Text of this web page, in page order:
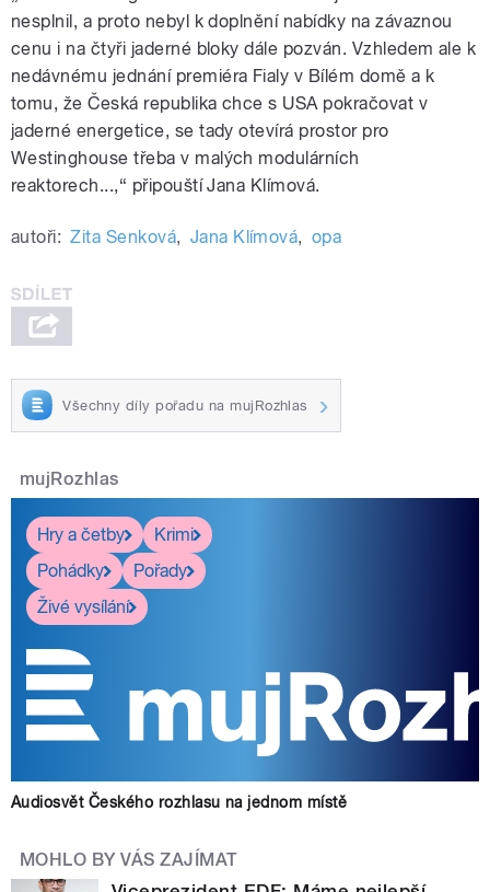
nesplnil, a proto nebyl k doplnění nabídky na závaznou
cenu i na čtyři jaderné bloky dále pozván. Vzhledem ale k
nedávnému jednání premiéra Fialy v Bílém domě a k
tomu, že Česká republika chce s USA pokračovat v
jaderné energetice, se tady otevírá prostor pro
Westinghouse třeba v malých modulárních
reaktorech...,“ připouští Jana Klímová.
autoři: Zita Senková, Jana Klímová, opa
Všechny díly pořadu na mujRozhlas
mujRozhlas
Hry a četby
Krimi
Pohádky
Pořady
Živé vysílání
Audiosvět Českého rozhlasu na jednom místě
MOHLO BY VÁS ZAJÍMAT